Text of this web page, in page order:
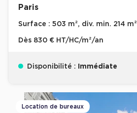
Paris
Surface : 503 m², div. min. 214 m²
Dès 830 € HT/HC/m²/an
Disponibilité : Immédiate
Location de bureaux